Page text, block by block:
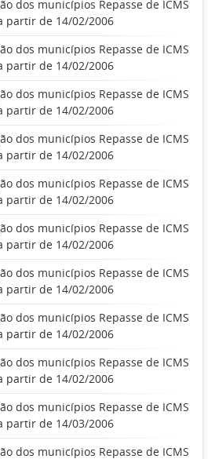
dos municípios Repasse de ICMS
partir de 14/02/2006
dos municípios Repasse de ICMS
partir de 14/02/2006
dos municípios Repasse de ICMS
partir de 14/02/2006
dos municípios Repasse de ICMS
partir de 14/02/2006
dos municípios Repasse de ICMS
partir de 14/02/2006
dos municípios Repasse de ICMS
partir de 14/02/2006
dos municípios Repasse de ICMS
partir de 14/02/2006
dos municípios Repasse de ICMS
partir de 14/02/2006
dos municípios Repasse de ICMS
partir de 14/02/2006
dos municípios Repasse de ICMS
partir de 14/03/2006
dos municípios Repasse de ICMS